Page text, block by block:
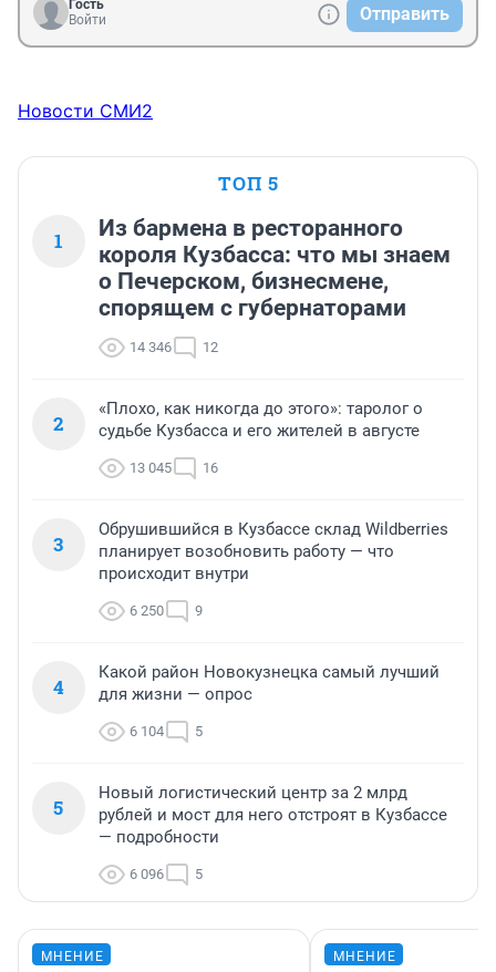
Гость
Войти
Отправить
Новости СМИ2
ТОП 5
1
Из бармена в ресторанного
короля Кузбасса: что мы знаем
о Печерском, бизнесмене,
спорящем с губернаторами
14 346 12
2
«Плохо, как никогда до этого»: таролог о
судьбе Кузбасса и его жителей в августе
13 045 16
3
Обрушившийся в Кузбассе склад Wildberries
планирует возобновить работу — что
происходит внутри
6 250 9
4
Какой район Новокузнецка самый лучший
для жизни — опрос
6 104 5
5
Новый логистический центр за 2 млрд
рублей и мост для него отстроят в Кузбассе
— подробности
6 096 5
МНЕНИЕ МНЕНИЕ